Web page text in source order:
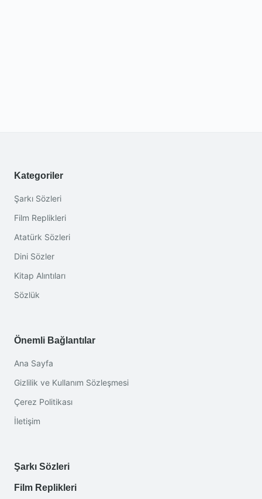
Kategoriler
Şarkı Sözleri
Film Replikleri
Atatürk Sözleri
Dini Sözler
Kitap Alıntıları
Sözlük
Önemli Bağlantılar
Ana Sayfa
Gizlilik ve Kullanım Sözleşmesi
Çerez Politikası
İletişim
Şarkı Sözleri
Film Replikleri